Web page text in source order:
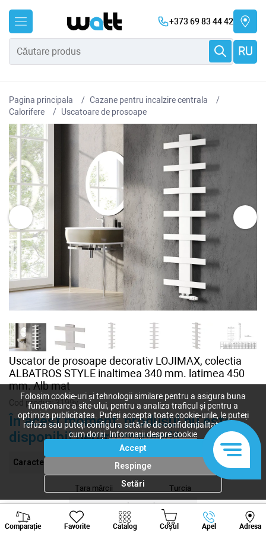
+373 69 83 44 42
RU
Pagina principala
Cazane pentru incalzire centrala
Сalorifere
Uscatoare de prosoape
Uscator de prosoape decorativ LOJIMAX, colectia
ALBATROS STYLE inaltimea 340 mm. latimea 450
mm. Alb mat
Cod produs:3199y
În acest moment, produsul nu este
disponibil pentru comandă
Caracteristici
Țara mărcii
Turcia
Diametru racordare, inch
1/2
Înalțimea, mm
Comparație Favorite Catalog Coșul Apel Adresa
Viber Whatsapp
Folosim cookie-uri și tehnologii similare pentru a asigura buna
funcționare a site-ului, pentru a analiza traficul și pentru a
optimiza publicitatea. Puteți accepta toate cookie-urile, le puteți
refuza sau puteți configura setările de confidențialitate după
cum doriți.Informații despre cookie
Accept
Respinge
Setări